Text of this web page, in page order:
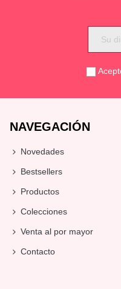
NAVEGACIÓN
Novedades
Bestsellers
Productos
Colecciones
Venta al por mayor
Contacto